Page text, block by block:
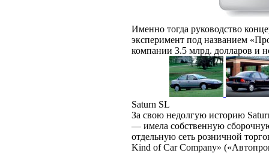
Именно тогда руководство
эксперимент под названием
компании 3.5 млрд. долларов и
Saturn SL
За свою недолгую историю
— имела собственную
отдельную сеть розничной
Kind of Car Company»